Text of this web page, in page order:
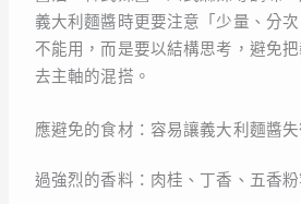
義大利麵醬時更要注意「少量、分
不能用，而是要以結構思考，避免
去主軸的混搭。
應避免的食材：容易讓義大利麵醬
過強烈的香料：肉桂、丁香、五香